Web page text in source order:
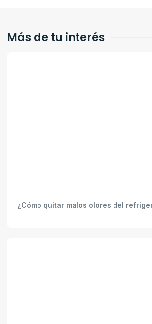
Más de tu interés
¿Cómo quitar malos olores del